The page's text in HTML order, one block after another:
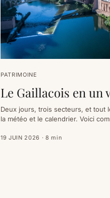
PATRIMOINE
Le Gaillacois en un
Deux jours, trois secteurs, et tout
la météo et le calendrier. Voici
version belle saison et une version
19 JUIN 2026 · 8 min